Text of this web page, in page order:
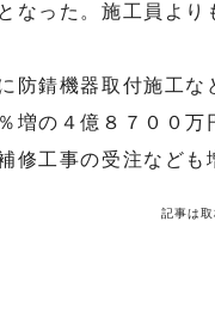
なった。施工員よ
防錆機器取付施工な
増の４億８７００
修工事の受注なども
記事は